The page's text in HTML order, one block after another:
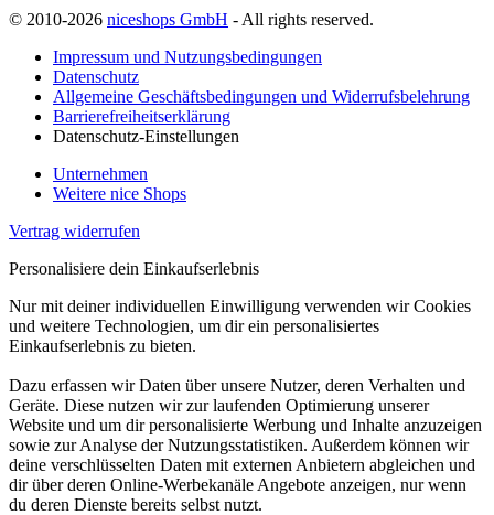
© 2010-2026 niceshops GmbH - All rights reserved.
Impressum und Nutzungsbedingungen
Datenschutz
Allgemeine Geschäftsbedingungen und Widerrufsbelehrung
Barrierefreiheitserklärung
Datenschutz-Einstellungen
Unternehmen
Weitere nice Shops
Vertrag widerrufen
Personalisiere dein Einkaufserlebnis
Nur mit deiner individuellen Einwilligung verwenden wir Cookies
und weitere Technologien, um dir ein personalisiertes
Einkaufserlebnis zu bieten.
Dazu erfassen wir Daten über unsere Nutzer, deren Verhalten und
Geräte. Diese nutzen wir zur laufenden Optimierung unserer
Website und um dir personalisierte Werbung und Inhalte anzuzeigen
sowie zur Analyse der Nutzungsstatistiken. Außerdem können wir
deine verschlüsselten Daten mit externen Anbietern abgleichen und
dir über deren Online-Werbekanäle Angebote anzeigen, nur wenn
du deren Dienste bereits selbst nutzt.